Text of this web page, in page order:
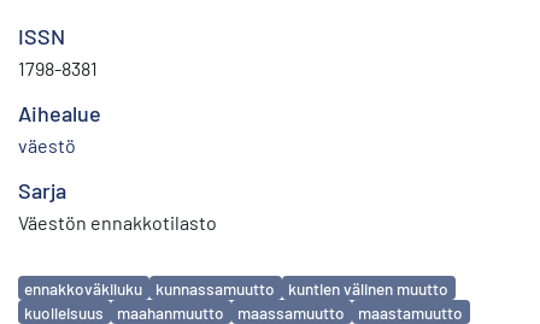
ISSN
1798-8381
Aihealue
väestö
Sarja
Väestön ennakkotilasto
Avainsanat
ennakkoväkiluku kunnassamuutto
kuntien välinen muutto
kuolleisuus
maahanmuutto maassamuutto
maastamuutto